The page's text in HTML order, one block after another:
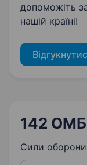
допоможіть
нашій країні!
142
Сили оборони